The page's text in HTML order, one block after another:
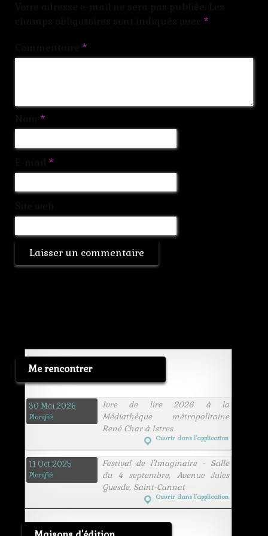
*
*
*
*
Me rencontrer
30 Mai 2026
Planifié
Ivre de lire 2026 à la
Médiathèque métropolitaine
René Char à Istres
Ouvrir dans l’application
11 Oct 2025
Planifié
Festival de l'Imaginaire - Salle
du 4 septembre, Avenue Jules
Guesde, Saint-Cannat
Ouvrir dans l’application